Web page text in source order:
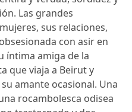
Las grandes
sus relaciones,
con asir en
íntima amiga de la
que viaja a Beirut y
amante ocasional. Una
rocambolesca odisea